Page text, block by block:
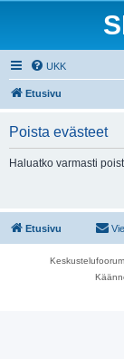
UKK
Etusivu
Poista evästeet
Haluatko varmasti
Etusivu